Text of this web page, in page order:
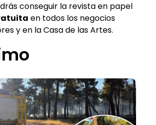
conseguir la revista en papel
en todos los negocios
y en la Casa de las Artes.